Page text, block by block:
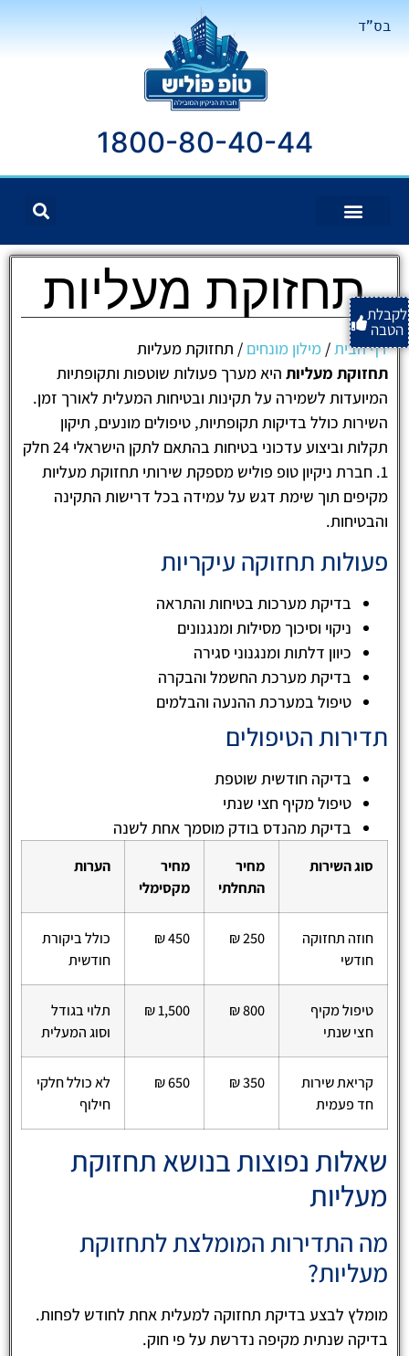
בס"ד
1800-80-40-44
לקבלת
הטבה
תחזוקת מעליות
דף הבית/ מילון מונחים / תחזוקת מעליות
תחזוקת מעליות היא מערך פעולות שוטפות ותקופתיות
המיועדות לשמירה על תקינות ובטיחות המעלית לאורך זמן.
השירות כולל בדיקות תקופתיות, טיפולים מונעים, תיקון
תקלות וביצוע עדכוני בטיחות בהתאם לתקן הישראלי 24 חלק
1. חברת ניקיון טופ פוליש מספקת שירותי תחזוקת מעליות
מקיפים תוך שימת דגש על עמידה בכל דרישות התקינה
והבטיחות.
פעולות תחזוקה עיקריות
בדיקת מערכות בטיחות והתראה
ניקוי וסיכוך מסילות ומנגנונים
כיוון דלתות ומנגנוני סגירה
בדיקת מערכת החשמל והבקרה
טיפול במערכת ההנעה והבלמים
תדירות הטיפולים
בדיקה חודשית שוטפת
טיפול מקיף חצי שנתי
בדיקת מהנדס בודק מוסמך אחת לשנה
סוג השירות
מחיר
התחלתי
מחיר
מקסימלי
הערות
חוזה תחזוקה
חודשי
250 ₪
450 ₪
כולל ביקורת
חודשית
טיפול מקיף
חצי שנתי
800 ₪
1,500 ₪
תלוי בגודל
וסוג המעלית
קריאת שירות
חד פעמית
350 ₪
650 ₪
לא כולל חלקי
חילוף
שאלות נפוצות בנושא תחזוקת
מעליות
מה התדירות המומלצת לתחזוקת
מעליות?
מומלץ לבצע בדיקת תחזוקה למעלית אחת לחודש לפחות.
בדיקה שנתית מקיפה נדרשת על פי חוק.